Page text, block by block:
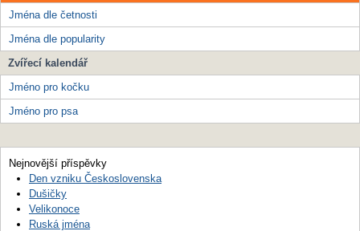
Jména dle četnosti
Jména dle popularity
Zvířecí kalendář
Jméno pro kočku
Jméno pro psa
Nejnovější příspěvky
Den vzniku Československa
Dušičky
Velikonoce
Ruská jména